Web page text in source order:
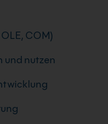
COM)
und nutzen